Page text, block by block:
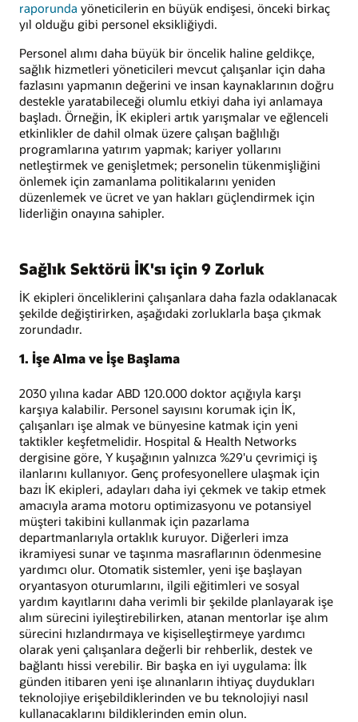
raporunda yöneticilerin en büyük endişesi, önceki birkaç
yıl olduğu gibi personel eksikliğiydi.
Personel alımı daha büyük bir öncelik haline geldikçe,
sağlık hizmetleri yöneticileri mevcut çalışanlar için daha
fazlasını yapmanın değerini ve insan kaynaklarının doğru
destekle yaratabileceği olumlu etkiyi daha iyi anlamaya
başladı. Örneğin, İK ekipleri artık yarışmalar ve eğlenceli
etkinlikler de dahil olmak üzere çalışan bağlılığı
programlarına yatırım yapmak; kariyer yollarını
netleştirmek ve genişletmek; personelin tükenmişliğini
önlemek için zamanlama politikalarını yeniden
düzenlemek ve ücret ve yan hakları güçlendirmek için
liderliğin onayına sahipler.
Sağlık Sektörü İK'sı için 9 Zorluk
İK ekipleri önceliklerini çalışanlara daha fazla odaklanacak
şekilde değiştirirken, aşağıdaki zorluklarla başa çıkmak
zorundadır.
1. İşe Alma ve İşe Başlama
2030 yılına kadar ABD 120.000 doktor açığıyla karşı
karşıya kalabilir. Personel sayısını korumak için İK,
çalışanları işe almak ve bünyesine katmak için yeni
taktikler keşfetmelidir. Hospital & Health Networks
dergisine göre, Y kuşağının yalnızca %29'u çevrimiçi iş
ilanlarını kullanıyor. Genç profesyonellere ulaşmak için
bazı İK ekipleri, adayları daha iyi çekmek ve takip etmek
amacıyla arama motoru optimizasyonu ve potansiyel
müşteri takibini kullanmak için pazarlama
departmanlarıyla ortaklık kuruyor. Diğerleri imza
ikramiyesi sunar ve taşınma masraflarının ödenmesine
yardımcı olur. Otomatik sistemler, yeni işe başlayan
oryantasyon oturumlarını, ilgili eğitimleri ve sosyal
yardım kayıtlarını daha verimli bir şekilde planlayarak işe
alım sürecini iyileştirebilirken, atanan mentorlar işe alım
sürecini hızlandırmaya ve kişiselleştirmeye yardımcı
olarak yeni çalışanlara değerli bir rehberlik, destek ve
bağlantı hissi verebilir. Bir başka en iyi uygulama: İlk
günden itibaren yeni işe alınanların ihtiyaç duydukları
teknolojiye erişebildiklerinden ve bu teknolojiyi nasıl
kullanacaklarını bildiklerinden emin olun.